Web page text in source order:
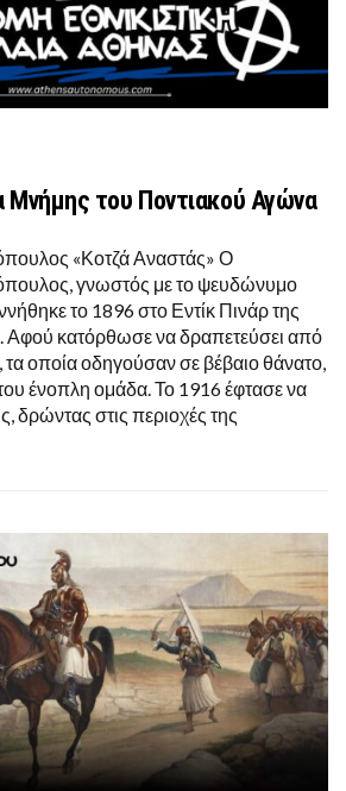
Μνήμης του Ποντιακού Αγώνα
«Κοτζά Αναστάς» Ο
γνωστός με το ψευδώνυμο
το 1896 στο Εντίκ Πινάρ της
κατόρθωσε να δραπετεύσει από
τα οποία οδηγούσαν σε βέβαιο θάνατο,
ένοπλη ομάδα. Το 1916 έφτασε να
δρώντας στις περιοχές της